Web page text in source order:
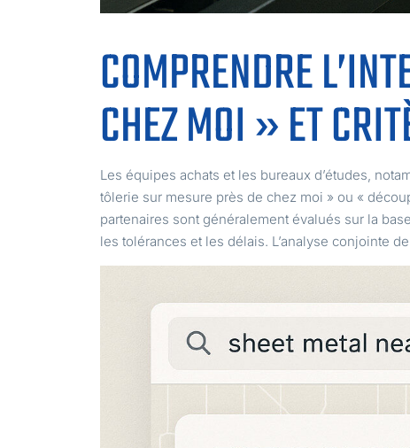
COMPRENDRE
CHEZ MOI » ET
Les équipes achats et les bureaux d’études,
tôlerie sur mesure près de chez moi » ou «
partenaires sont généralement évalués sur la
les tolérances et les délais. L’analyse conjointe